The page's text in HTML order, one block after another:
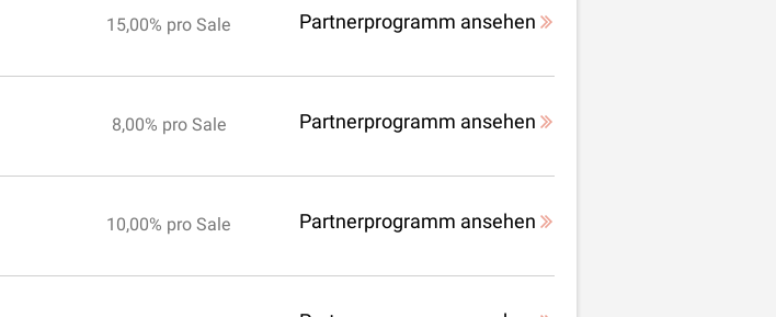
15,00% pro Sale Partnerprogramm ansehen
8,00% pro Sale Partnerprogramm ansehen
10,00% pro Sale Partnerprogramm ansehen